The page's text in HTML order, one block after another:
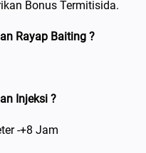
Bonus Termitisida.
Rayap Baiting ?
Injeksi ?
-+8 Jam